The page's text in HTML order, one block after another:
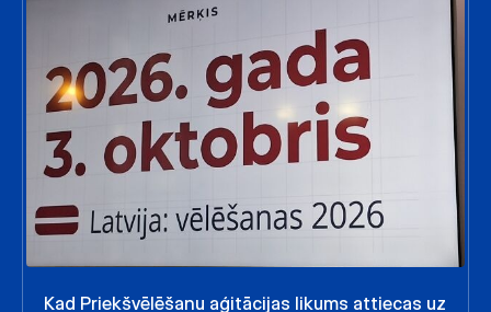
Kad Priekšvēlēšanu aģitācijas likums attiecas uz